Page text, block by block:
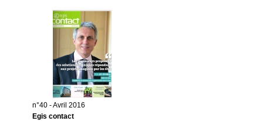
n°40 - Avril 2016
Egis contact